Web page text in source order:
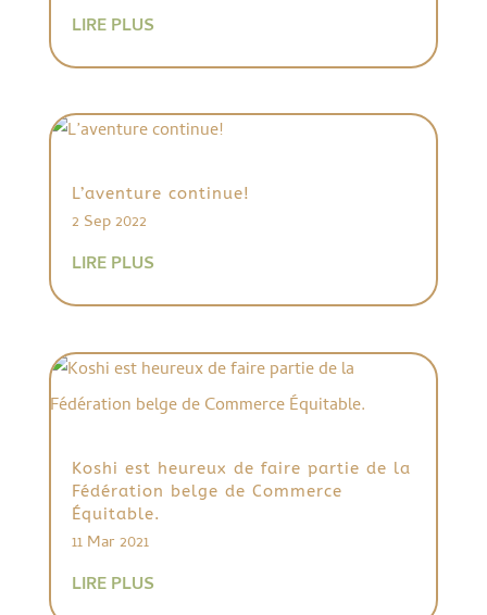
LIRE PLUS
L’aventure continue!
2 Sep 2022
LIRE PLUS
Koshi est heureux de faire partie de la
Fédération belge de Commerce
Équitable.
11 Mar 2021
LIRE PLUS